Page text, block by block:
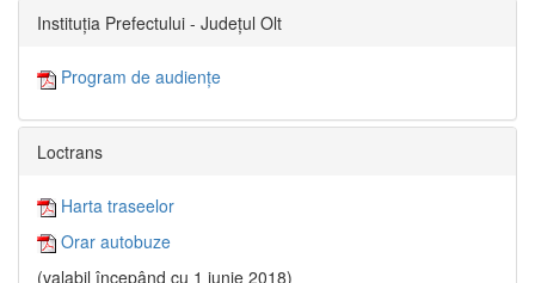
Instituția Prefectului - Județul Olt
Program de audiențe
Loctrans
Harta traseelor
Orar autobuze
(valabil începând cu 1 iunie 2018)